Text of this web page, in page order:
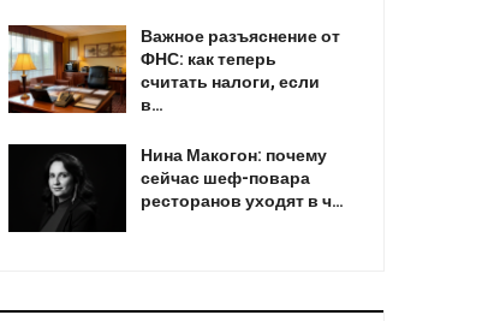
Важное разъяснение от
ФНС: как теперь
считать налоги, если
в…
Нина Макогон: почему
сейчас шеф-повара
ресторанов уходят в ч…